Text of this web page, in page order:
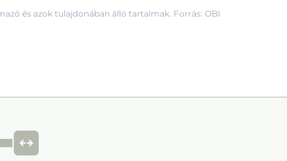
és azok tulajdonában álló tartalmak. Forrás: OBI